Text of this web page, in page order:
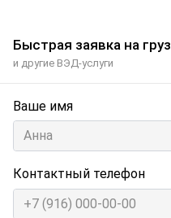
Быстрая заявка на
и другие ВЭД-услуги
Ваше имя
Контактный телефон